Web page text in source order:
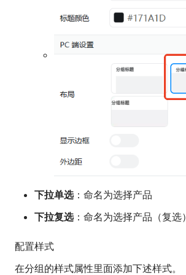
下拉单选：命名为选择产品
下拉复选：命名为选择产品（复选）
配置样式
在分组的样式属性里面添加下述样式。